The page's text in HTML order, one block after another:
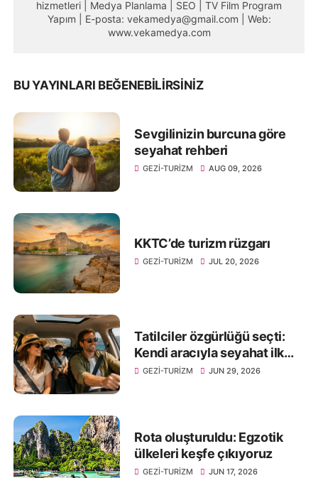
hizmetleri | Medya Planlama | SEO | TV Film Program
Yapım | E-posta: vekamedya@gmail.com | Web:
www.vekamedya.com
BU YAYINLARI BEĞENEBILIRSINIZ
Sevgilinizin burcuna göre
seyahat rehberi
GEZI-TURIZM AUG 09, 2026
KKTC’de turizm rüzgarı
GEZI-TURIZM JUL 20, 2026
Tatilciler özgürlüğü seçti:
Kendi aracıyla seyahat ilk
tercih oldu
GEZI-TURIZM JUN 29, 2026
Rota oluşturuldu: Egzotik
ülkeleri keşfe çıkıyoruz
GEZI-TURIZM JUN 17, 2026